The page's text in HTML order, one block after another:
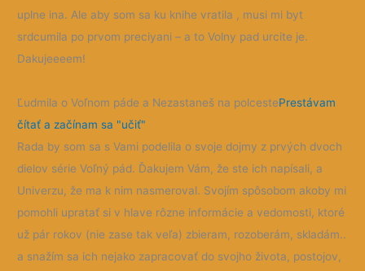
uplne ina. Ale aby som sa ku knihe vratila , musi mi byt
srdcumila po prvom preciyani – a to Volny pad urcite je.
Dakujeeeem!
Ľudmila o Voľnom páde a Nezastaneš na polcestePrestávam
čítať a začínam sa "učiť"
Rada by som sa s Vami podelila o svoje dojmy z prvých dvoch
dielov série Voľný pád. Ďakujem Vám, že ste ich napísali, a
Univerzu, že ma k nim nasmeroval. Svojím spôsobom akoby mi
pomohli upratať si v hlave rôzne informácie a vedomosti, ktoré
už pár rokov (nie zase tak veľa) zbieram, rozoberám, skladám..
a snažím sa ich nejako zapracovať do svojho života, postojov,